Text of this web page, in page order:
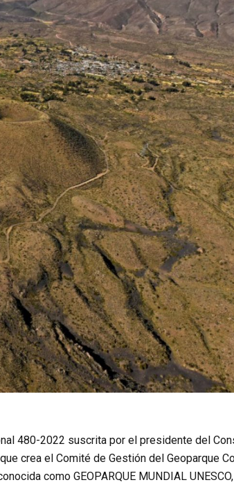
480-2022 suscrita por el presidente del
crea el Comité de Gestión del Geoparque
como GEOPARQUE MUNDIAL